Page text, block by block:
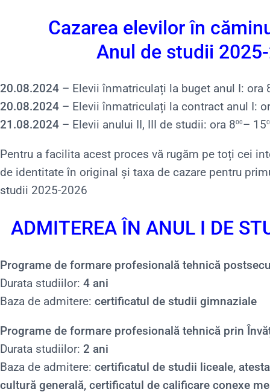
Cazarea elevilor în
Anul de studii
20.08.2024 – Elevii înmatriculați la buget anul I: ora
20.08.2024 – Elevii înmatriculați la contract anul I:
21.08.2024 – Elevii anului II, III de studii: ora 800– 15
Pentru a facilita acest proces vă rugăm pe toți cei
de identitate în original și taxa de cazare pentru
studii 2025-2026
ADMITEREA ÎN ANUL I DE
Programe de formare profesională tehnică
Durata studiilor: 4 ani
Baza de admitere: certificatul de studii gimnaziale
Programe de formare profesională tehnică prin
Durata studiilor: 2 ani
Baza de admitere: certificatul de studii liceale,
cultură generală, certificatul de calificare conexe